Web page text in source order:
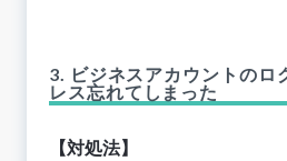
3. ビジネスアカウントのロ
レス忘れてしまった
【対処法】